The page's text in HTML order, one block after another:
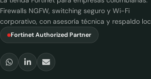
Firewalls NGFW, switching seguro y Wi-Fi
corporativo, con asesoría técnica y respaldo
Fortinet Authorized Partner